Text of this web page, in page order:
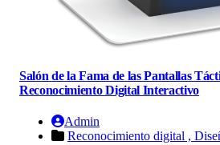
Salón de la Fama de las Pantallas
Reconocimiento Digital Interactivo
Admin
Reconocimiento digital ,